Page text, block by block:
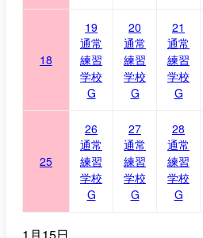
18
19
通常
練習
学校
G
20
通常
練習
学校
G
21
通常
練習
学校
G
25
26
通常
練習
学校
G
27
通常
練習
学校
G
28
通常
練習
学校
G